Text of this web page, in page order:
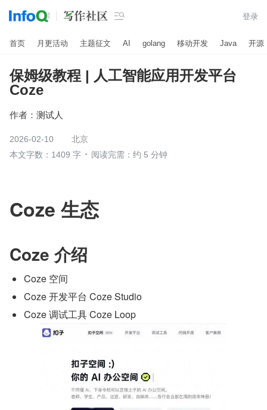
 登录
首页 月更活动 主题征文 AI golang 移动开发 Java 开源
保姆级教程 | 人工智能应用开发平台
Coze
作者： 测试人
2026-02-10
北京
本文字数：1409 字
阅读完需：约 5 分钟
Coze 生态
Coze 介绍
Coze 空间
Coze 开发平台 Coze Studio
Coze 调试工具 Coze Loop